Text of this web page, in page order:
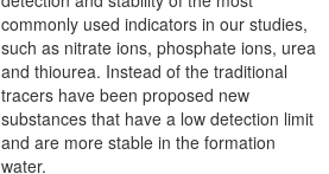
commonly used indicators in our studies,
such as nitrate ions, phosphate ions, urea
and thiourea. Instead of the traditional
tracers have been proposed new
substances that have a low detection limit
and are more stable in the formation
water.